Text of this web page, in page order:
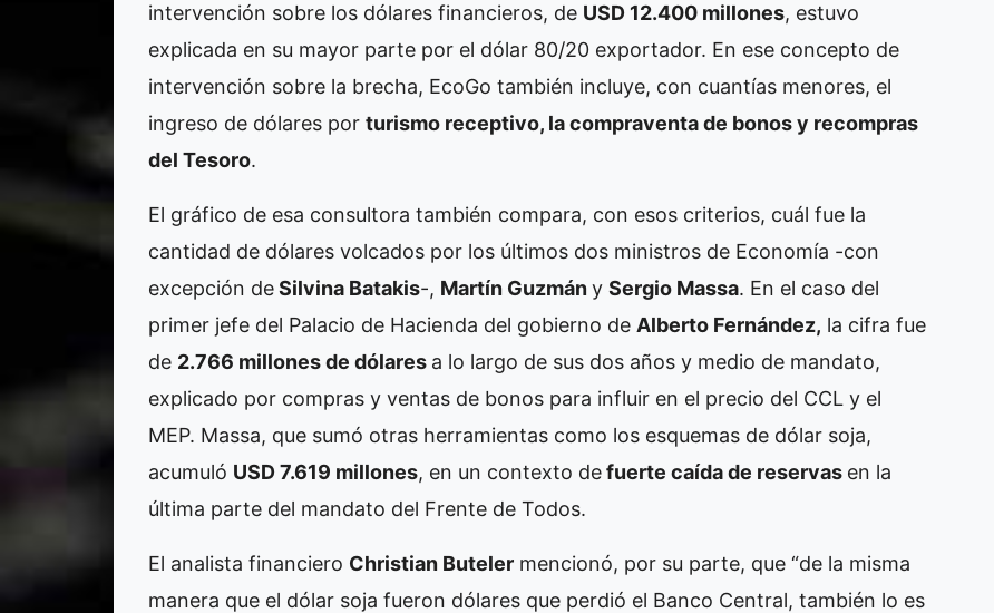
intervención sobre los dólares financieros, de USD 12.400 millones, estuvo
explicada en su mayor parte por el dólar 80/20 exportador. En ese concepto de
intervención sobre la brecha, EcoGo también incluye, con cuantías menores, el
ingreso de dólares por turismo receptivo, la compraventa de bonos y recompras
del Tesoro.
El gráfico de esa consultora también compara, con esos criterios, cuál fue la
cantidad de dólares volcados por los últimos dos ministros de Economía -con
excepción deSilvina Batakis-, Martín Guzmány Sergio Massa. En el caso del
primer jefe del Palacio de Hacienda del gobierno de Alberto Fernández, la cifra fue
de 2.766 millones de dólares a lo largo de sus dos años y medio de mandato,
explicado por compras y ventas de bonos para influir en el precio del CCL y el
MEP. Massa, que sumó otras herramientas como los esquemas de dólar soja,
acumuló USD 7.619 millones, en un contexto defuerte caída de reservas en la
última parte del mandato del Frente de Todos.
El analista financiero Christian Buteler mencionó, por su parte, que “de la misma
manera que el dólar soja fueron dólares que perdió el Banco Central, también lo es